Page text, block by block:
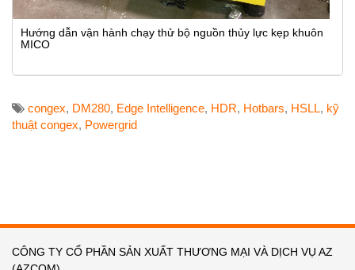
Hướng dẫn vận hành chạy thử bộ nguồn thủy lực kẹp khuôn
MICO
congex, DM280, Edge Intelligence, HDR, Hotbars, HSLL, kỹ
thuật congex, Powergrid
CÔNG TY CỔ PHẦN SẢN XUẤT THƯƠNG MẠI VÀ DỊCH VỤ AZ